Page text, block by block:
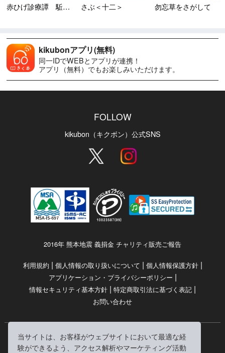
当サイトは、お客様がウェブサイトにおいて最適な経
験ができるよう、アクセス解析やマーケティング活動
赤ひげ診療譚 駈込み訴え さぶ＜十二＞ 勿忘草をさがして
kikubonアプリ(無料)
同一IDでWEBとアプリが連携！
アプリ（無料）でもお楽しみいただけます。
FOLLOW
kikubon（キクボン）公式SNS
2016年 熊本地震 義捐金 チャリティ販売ご報告
利用規約 | 個人情報の取り扱いについて | 個人情報保護方針|
アプリケーション・プライバシーポリシー |
情報セキュリティ基本方針 | 特定商取引法に基づく表記 |
お問い合わせ
© RRJ Inc.